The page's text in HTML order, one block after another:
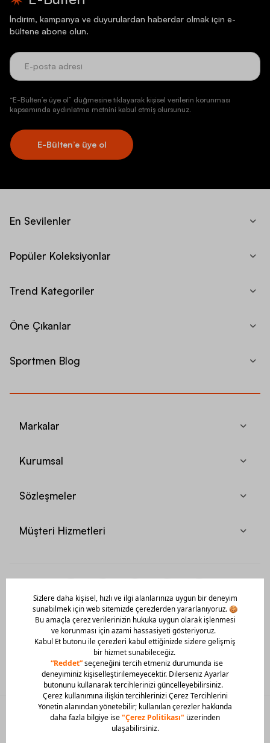
İndirim, kampanya ve duyurulardan haberdar olmak için e-
bültene abone olun.
“E-Bülten’e üye ol” düğmesine tıklayarak kişisel verilerin korunması
kapsamında aydınlatma metnini kabul etmiş olursunuz.
E-Bülten’e üye ol
En Sevilenler
Popüler Koleksiyonlar
Trend Kategoriler
Öne Çıkanlar
Sportmen Blog
Markalar
Kurumsal
Sözleşmeler
Müşteri Hizmetleri
Mobil Uygulamamızı Hemen İndir!